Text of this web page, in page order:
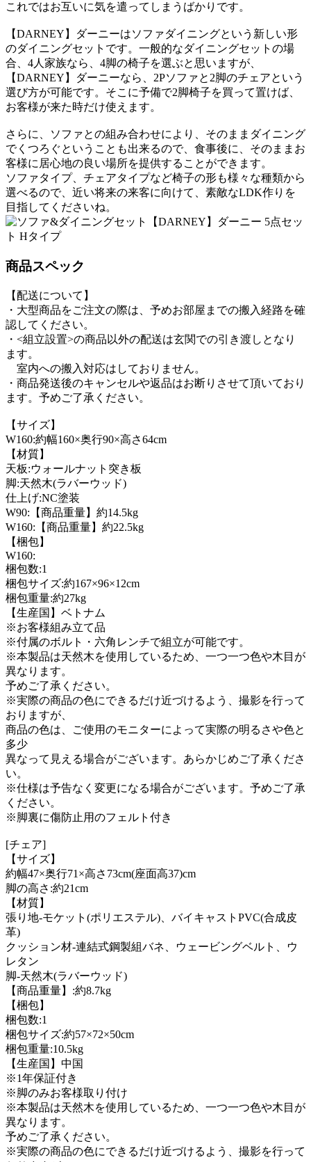
これではお互いに気を遣ってしまうばかりです。
【DARNEY】ダーニーはソファダイニングという新しい形
のダイニングセットです。一般的なダイニングセットの場
合、4人家族なら、4脚の椅子を選ぶと思いますが、
【DARNEY】ダーニーなら、2Pソファと2脚のチェアという
選び方が可能です。そこに予備で2脚椅子を買って置けば、
お客様が来た時だけ使えます。
さらに、ソファとの組み合わせにより、そのままダイニング
でくつろぐということも出来るので、食事後に、そのままお
客様に居心地の良い場所を提供することができます。
ソファタイプ、チェアタイプなど椅子の形も様々な種類から
選べるので、近い将来の来客に向けて、素敵なLDK作りを
目指してくださいね。
商品スペック
【配送について】
・大型商品をご注文の際は、予めお部屋までの搬入経路を確
認してください。
・<組立設置>の商品以外の配送は玄関での引き渡しとなり
ます。
室内への搬入対応はしておりません。
・商品発送後のキャンセルや返品はお断りさせて頂いており
ます。予めご了承ください。
【サイズ】
W160:約幅160×奥行90×高さ64cm
【材質】
天板:ウォールナット突き板
脚:天然木(ラバーウッド)
仕上げ:NC塗装
W90:【商品重量】約14.5kg
W160:【商品重量】約22.5kg
【梱包】
W160:
梱包数:1
梱包サイズ:約167×96×12cm
梱包重量:約27kg
【生産国】ベトナム
※お客様組み立て品
※付属のボルト・六角レンチで組立が可能です。
※本製品は天然木を使用しているため、一つ一つ色や木目が
異なります。
予めご了承ください。
※実際の商品の色にできるだけ近づけるよう、撮影を行って
おりますが、
商品の色は、ご使用のモニターによって実際の明るさや色と
多少
異なって見える場合がございます。あらかじめご了承くださ
い。
※仕様は予告なく変更になる場合がございます。予めご了承
ください。
※脚裏に傷防止用のフェルト付き
[チェア]
【サイズ】
約幅47×奥行71×高さ73cm(座面高37)cm
脚の高さ:約21cm
【材質】
張り地-モケット(ポリエステル)、バイキャストPVC(合成皮
革)
クッション材-連結式鋼製組バネ、ウェービングベルト、ウ
レタン
脚-天然木(ラバーウッド)
【商品重量】:約8.7kg
【梱包】
梱包数:1
梱包サイズ:約57×72×50cm
梱包重量:10.5kg
【生産国】中国
※1年保証付き
※脚のみお客様取り付け
※本製品は天然木を使用しているため、一つ一つ色や木目が
異なります。
予めご了承ください。
※実際の商品の色にできるだけ近づけるよう、撮影を行って